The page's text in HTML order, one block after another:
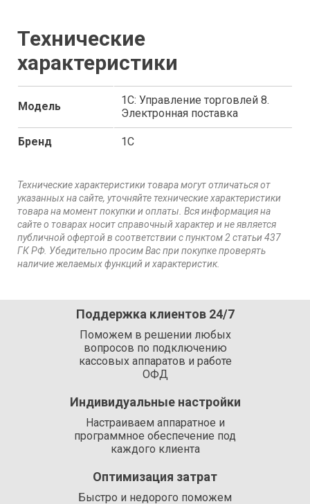
Технические
характеристики
Модель
1С: Управление торговлей 8.
Электронная поставка
Бренд 1С
Технические характеристики товара могут отличаться от
указанных на сайте, уточняйте технические характеристики
товара на момент покупки и оплаты. Вся информация на
сайте о товарах носит справочный характер и не является
публичной офертой в соответствии с пунктом 2 статьи 437
ГК РФ. Убедительно просим Вас при покупке проверять
наличие желаемых функций и характеристик.
Поддержка клиентов 24/7
Поможем в решении любых
вопросов по подключению
кассовых аппаратов и работе
ОФД
Индивидуальные настройки
Настраиваем аппаратное и
программное обеспечение под
каждого клиента
Оптимизация затрат
Быстро и недорого поможем